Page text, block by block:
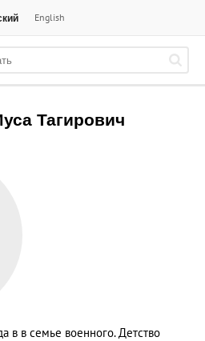
English
Тагирович
в в семье военного. Детство